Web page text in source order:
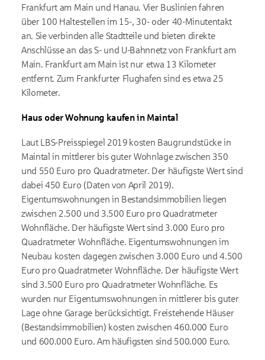
Frankfurt am Main und Hanau. Vier Buslinien fahren
über 100 Haltestellen im 15-, 30- oder 40-Minutentakt
an. Sie verbinden alle Stadtteile und bieten direkte
Anschlüsse an das S- und U-Bahnnetz von Frankfurt am
Main. Frankfurt am Main ist nur etwa 13 Kilometer
entfernt. Zum Frankfurter Flughafen sind es etwa 25
Kilometer.
Haus oder Wohnung kaufen in Maintal
Laut LBS-Preisspiegel 2019 kosten Baugrundstücke in
Maintal in mittlerer bis guter Wohnlage zwischen 350
und 550 Euro pro Quadratmeter. Der häufigste Wert sind
dabei 450 Euro (Daten von April 2019).
Eigentumswohnungen in Bestandsimmobilien liegen
zwischen 2.500 und 3.500 Euro pro Quadratmeter
Wohnfläche. Der häufigste Wert sind 3.000 Euro pro
Quadratmeter Wohnfläche. Eigentumswohnungen im
Neubau kosten dagegen zwischen 3.000 Euro und 4.500
Euro pro Quadratmeter Wohnfläche. Der häufigste Wert
sind 3.500 Euro pro Quadratmeter Wohnfläche. Es
wurden nur Eigentumswohnungen in mittlerer bis guter
Lage ohne Garage berücksichtigt. Freistehende Häuser
(Bestandsimmobilien) kosten zwischen 460.000 Euro
und 600.000 Euro. Am häufigsten sind 500.000 Euro.